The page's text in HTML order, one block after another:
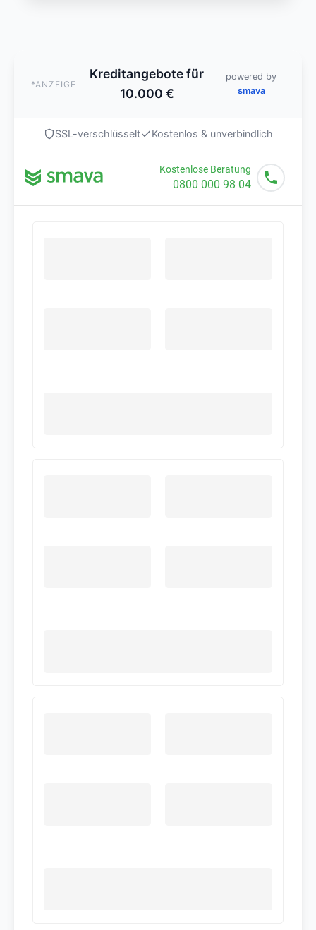
*ANZEIGE
Kreditangebote für
10.000 €
powered by
smava
SSL-verschlüsselt Kostenlos & unverbindlich